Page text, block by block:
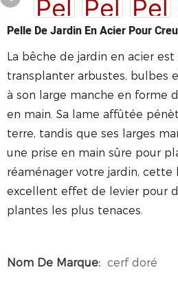
Pelle De Jardin En Acier Pour
La bêche de jardin en acier
transplanter arbustes, bulbes
à son large manche en forme
en main. Sa lame affûtée
terre, tandis que ses larges
une prise en main sûre pour
réaménager votre jardin, cette
excellent effet de levier pour
plantes les plus tenaces.
Nom De Marque: cerf doré